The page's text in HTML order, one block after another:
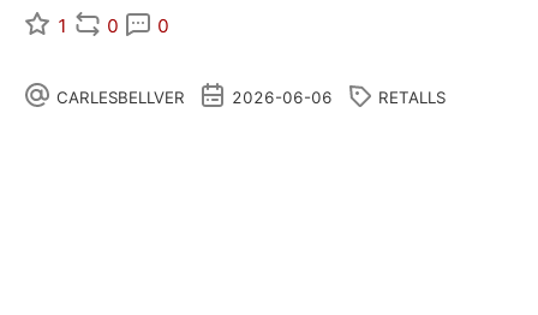
1
0 0
CARLESBELLVER 2026-06-06 RETALLS